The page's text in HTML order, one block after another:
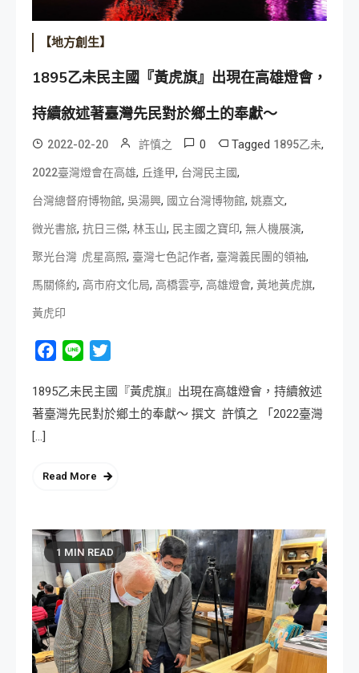
【地方創生】
1895乙未民主國『黃虎旗』出現在高雄燈會，
持續敘述著臺灣先民對於鄉土的奉獻～
2022-02-20 許慎之 0 Tagged 1895乙未,
2022臺灣燈會在高雄, 丘逢甲, 台灣民主國,
台灣總督府博物館, 吳湯興, 國立台灣博物館, 姚嘉文,
微光書旅, 抗日三傑, 林玉山, 民主國之寶印, 無人機展演,
聚光台灣 虎星高照, 臺灣七色記作者, 臺灣義民團的領袖,
馬關條約, 高市府文化局, 高橋雲亭, 高雄燈會, 黃地黃虎旗,
黃虎印
Facebook
Line
1895乙未民主國『黃虎旗』出現在高雄燈會，持續敘述
著臺灣先民對於鄉土的奉獻～ 撰文 許慎之 「2022臺灣
[…]
Read More
1 MIN READ